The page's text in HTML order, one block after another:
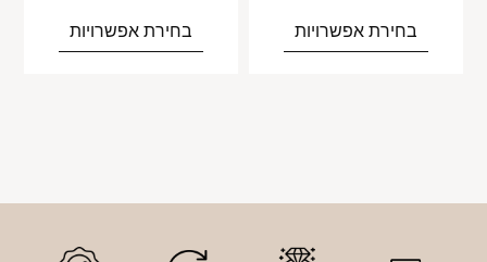
בחירת אפשרויות בחירת אפשרויות